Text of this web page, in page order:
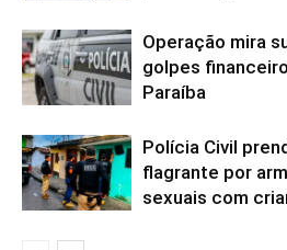
Operação mira
golpes
Paraíba
Polícia Civil
flagrante por
sexuais com